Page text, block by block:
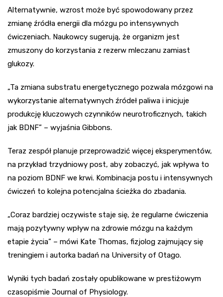
Alternatywnie, wzrost może być spowodowany przez
zmianę źródła energii dla mózgu po intensywnych
ćwiczeniach. Naukowcy sugerują, że organizm jest
zmuszony do korzystania z rezerw mleczanu zamiast
glukozy.
„Ta zmiana substratu energetycznego pozwala mózgowi na
wykorzystanie alternatywnych źródeł paliwa i inicjuje
produkcję kluczowych czynników neurotroficznych, takich
jak BDNF” – wyjaśnia Gibbons.
Teraz zespół planuje przeprowadzić więcej eksperymentów,
na przykład trzydniowy post, aby zobaczyć, jak wpływa to
na poziom BDNF we krwi. Kombinacja postu i intensywnych
ćwiczeń to kolejna potencjalna ścieżka do zbadania.
„Coraz bardziej oczywiste staje się, że regularne ćwiczenia
mają pozytywny wpływ na zdrowie mózgu na każdym
etapie życia” – mówi Kate Thomas, fizjolog zajmujący się
treningiem i autorka badań na University of Otago.
Wyniki tych badań zostały opublikowane w prestiżowym
czasopiśmie Journal of Physiology.